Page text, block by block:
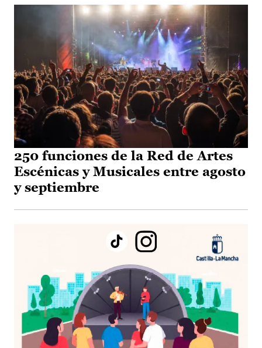
250 funciones de la Red de Artes
Escénicas y Musicales entre agosto
y septiembre